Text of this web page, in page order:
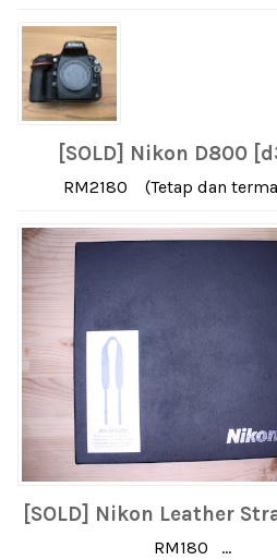
[SOLD] Nikon D800
RM2180 (Tetap dan
[SOLD] Nikon Leather
RM180 ...